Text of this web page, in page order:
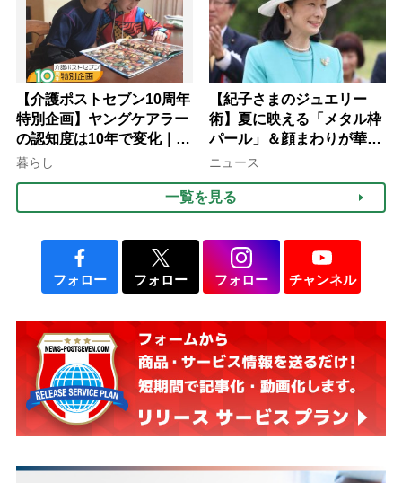
【介護ポストセブン10周年
特別企画】ヤングケアラー
の認知度は10年で変化｜流
行語大賞にノミネート、法
暮らし
【紀子さまのジュエリー
術】夏に映える「メタル枠
パール」＆顔まわりが華や
ぐ「揺れる一粒」の使い分
ニュース
一覧を見る
フォロー フォロー フォロー チャンネル